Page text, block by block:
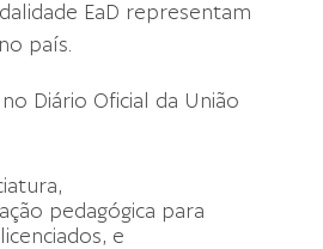
EaD representam
país.
Diário Oficial da União
pedagógica para
e